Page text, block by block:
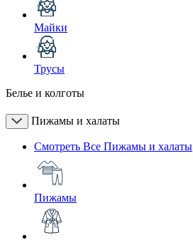
Майки
Трусы
Белье и колготы
Пижамы и халаты
Смотреть Все Пижамы и халаты
Пижамы